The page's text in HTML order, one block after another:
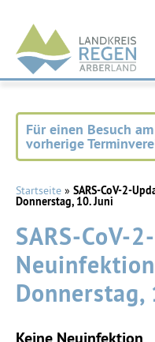
Landkreis
Regen
Für einen Besuch
vorherige
Startseite » SARS-CoV-2-
Donnerstag, 10. Juni
SARS-CoV-
Donnerstag,